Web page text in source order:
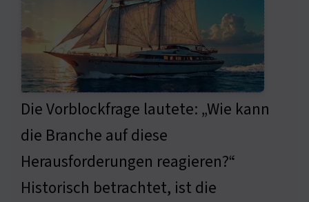
Die Vorblockfrage lautete: „Wie kann
die Branche auf diese
Herausforderungen reagieren?“
Historisch betrachtet, ist die